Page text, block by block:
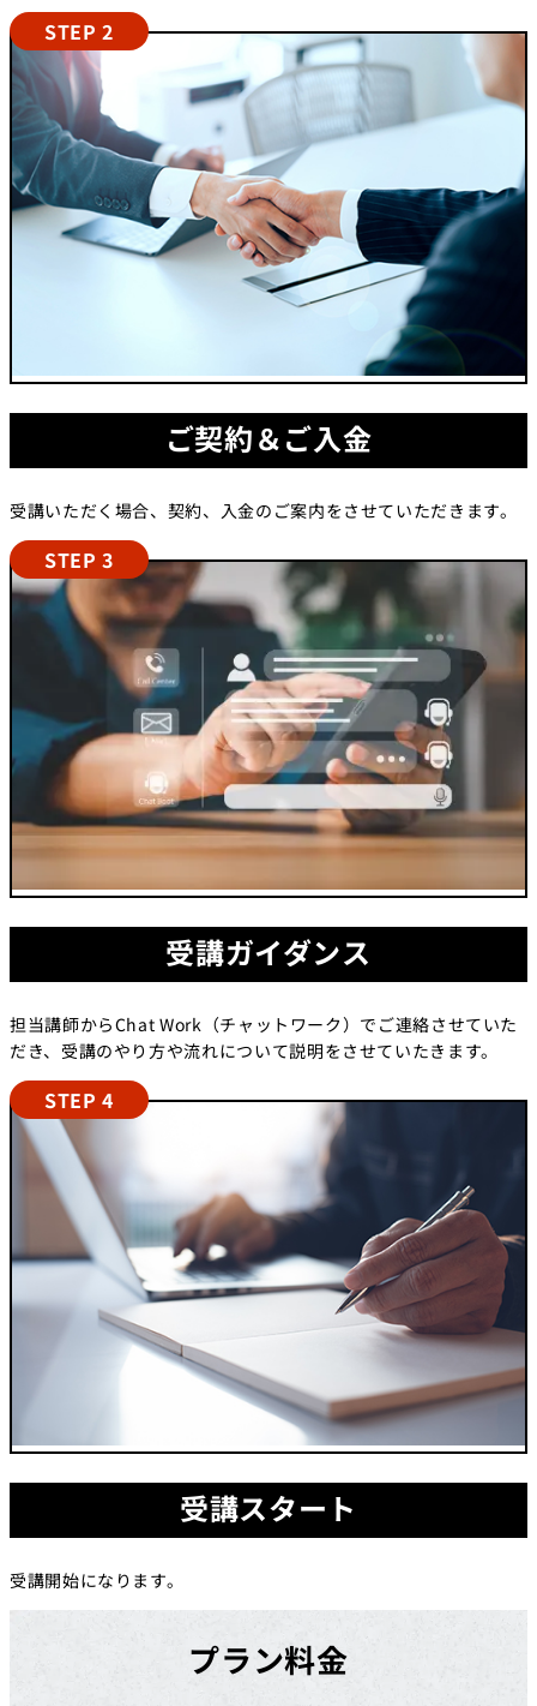
STEP 2
ご契約＆ご入金
受講いただく場合、契約、入金のご案内をさせていただきます。
STEP 3
受講ガイダンス
担当講師からChat Work（チャットワーク）でご連絡させていた
だき、受講のやり方や流れについて説明をさせていたきます。
STEP 4
受講スタート
受講開始になります。
プラン料金